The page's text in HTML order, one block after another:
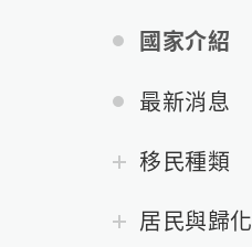
國家介紹
最新消息
移民種類
居民與歸化